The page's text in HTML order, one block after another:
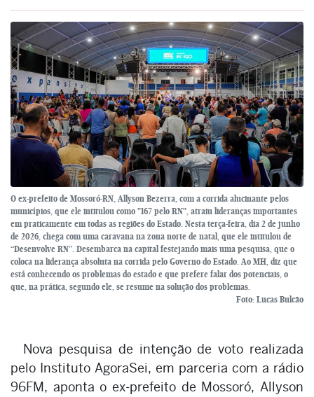
O ex-prefeito de Mossoró-RN, Allyson Bezerra, com a corrida alucinante pelos
municípios, que ele intitulou como "167 pelo RN", atraiu lideranças importantes
em praticamente em todas as regiões do Estado. Nesta terça-feira, dia 2 de junho
de 2026, chega com uma caravana na zona norte de natal, que ele intitulou de
“Desenvolve RN”. Desembarca na capital festejando mais uma pesquisa, que o
coloca na liderança absoluta na corrida pelo Governo do Estado. Ao MH, diz que
está conhecendo os problemas do estado e que prefere falar dos potenciais, o
que, na prática, segundo ele, se resume na solução dos problemas.
Foto: Lucas Bulcão
Nova pesquisa de intenção de voto realizada
pelo Instituto AgoraSei, em parceria com a rádio
96FM, aponta o ex-prefeito de Mossoró, Allyson